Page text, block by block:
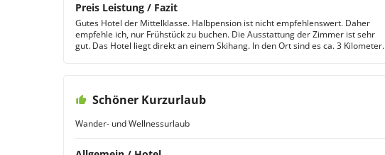
Preis Leistung / Fazit
Gutes Hotel der Mittelklasse. Halbpension ist nicht empfehlenswert. Daher
empfehle ich, nur Frühstück zu buchen. Die Ausstattung der Zimmer ist sehr
gut. Das Hotel liegt direkt an einem Skihang. In den Ort sind es ca. 3 Kilometer.
Schöner Kurzurlaub
Wander- und Wellnessurlaub